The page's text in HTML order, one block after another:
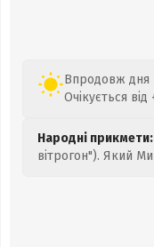
Впродовж дня
Очікується
Народні прикмети:
вітрогон"). Який